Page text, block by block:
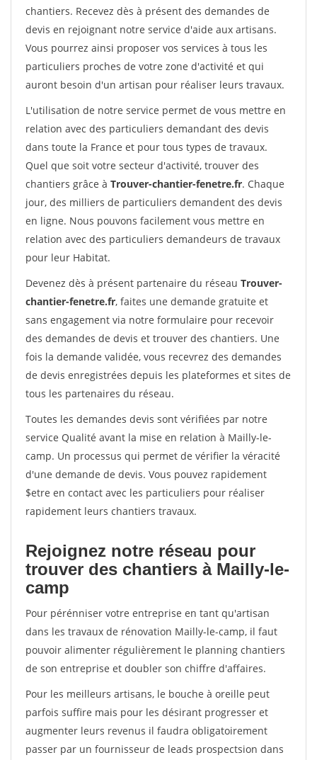
chantiers. Recevez dès à présent des demandes de
devis en rejoignant notre service d'aide aux artisans.
Vous pourrez ainsi proposer vos services à tous les
particuliers proches de votre zone d'activité et qui
auront besoin d'un artisan pour réaliser leurs travaux.
L'utilisation de notre service permet de vous mettre en
relation avec des particuliers demandant des devis
dans toute la France et pour tous types de travaux.
Quel que soit votre secteur d'activité, trouver des
chantiers grâce à Trouver-chantier-fenetre.fr. Chaque
jour, des milliers de particuliers demandent des devis
en ligne. Nous pouvons facilement vous mettre en
relation avec des particuliers demandeurs de travaux
pour leur Habitat.
Devenez dès à présent partenaire du réseau Trouver-
chantier-fenetre.fr, faites une demande gratuite et
sans engagement via notre formulaire pour recevoir
des demandes de devis et trouver des chantiers. Une
fois la demande validée, vous recevrez des demandes
de devis enregistrées depuis les plateformes et sites de
tous les partenaires du réseau.
Toutes les demandes devis sont vérifiées par notre
service Qualité avant la mise en relation à Mailly-le-
camp. Un processus qui permet de vérifier la véracité
d'une demande de devis. Vous pouvez rapidement
$etre en contact avec les particuliers pour réaliser
rapidement leurs chantiers travaux.
Rejoignez notre réseau pour
trouver des chantiers à Mailly-le-
camp
Pour pérénniser votre entreprise en tant qu'artisan
dans les travaux de rénovation Mailly-le-camp, il faut
pouvoir alimenter régulièrement le planning chantiers
de son entreprise et doubler son chiffre d'affaires.
Pour les meilleurs artisans, le bouche à oreille peut
parfois suffire mais pour les désirant progresser et
augmenter leurs revenus il faudra obligatoirement
passer par un fournisseur de leads prospectsion dans